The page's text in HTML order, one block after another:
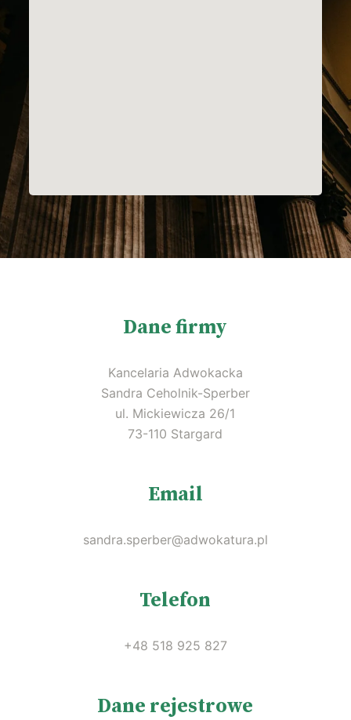
Dane firmy
Kancelaria Adwokacka
Sandra Ceholnik-Sperber
ul. Mickiewicza 26/1
73-110 Stargard
Email
sandra.sperber@adwokatura.pl
Telefon
+48 518 925 827
Dane rejestrowe